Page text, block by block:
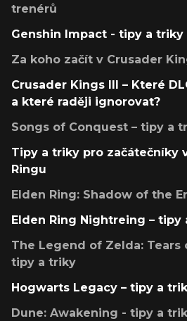
trenérů
Genshin Impact - tipy a triky
Za koho začít v Crusader
Crusader Kings III – Které
a které raději ignorovat?
Songs of Conquest – tipy a
Tipy a triky pro začátečníky
Ringu
Elden Ring: Shadow of the
Elden Ring Nightreing – tipy
The Legend of Zelda:
tipy a triky
Hogwarts Legacy – tipy a
Dune: Awakening - tipy a